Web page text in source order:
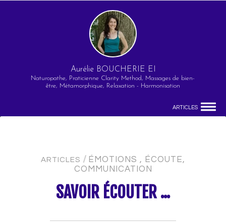
Aurélie BOUCHERIE EI
Naturopathe, Praticienne Clarity Method, Massages de bien-
être, Métamorphique, Relaxation - Harmonisation
ARTICLES
ARTICLES / ÉMOTIONS , ÉCOUTE,
COMMUNICATION
SAVOIR ÉCOUTER ...